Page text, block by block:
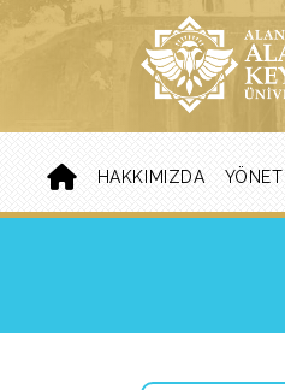
HAKKIMIZDA